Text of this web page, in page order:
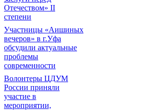
Отечеством» II
степени
Участницы «Аишиных
вечеров» в г.Уфа
обсудили актуальные
проблемы
современности
Волонтеры ЦДУМ
России приняли
участие в
мероприятии,